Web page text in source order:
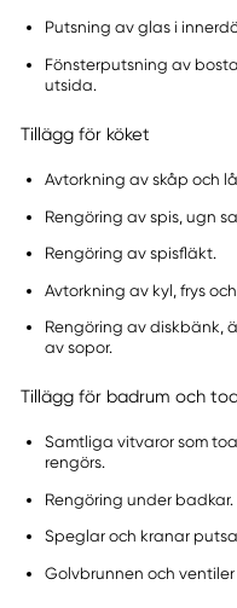
Putsning av glas i
Fönsterputsning av
utsida.
Tillägg för köket
Avtorkning av skåp och
Rengöring av spis, ugn
Rengöring av spisfläkt.
Avtorkning av kyl, frys
Rengöring av diskbänk,
av sopor.
Tillägg för badrum och
Samtliga vitvaror som
rengörs.
Rengöring under badkar.
Speglar och kranar
Golvbrunnen och ventiler